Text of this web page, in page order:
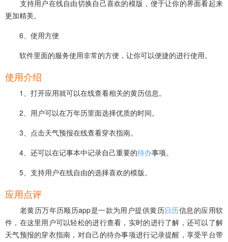
支持用户在线自由切换自己喜欢的模版，便于让你的界面看起来
更加精美。
6、使用方便
软件里面的服务使用非常的方便，让你可以便捷的进行使用。
使用介绍
1、打开应用就可以在线查看相关的黄历信息。
2、用户可以在万年历里面选择优质的时间。
3、点击天气预报在线查看穿衣指南。
4、还可以在记事本中记录自己重要的待办事项。
5、支持用户在线自由的选择喜欢的模版。
应用点评
老黄历万年历顺历app是一款为用户提供黄历日历信息的应用软
件，在这里用户可以轻松的进行查看，实时的进行了解，还可以了解
天气预报的穿衣指南，对自己的待办事项进行记录提醒，享受平台带